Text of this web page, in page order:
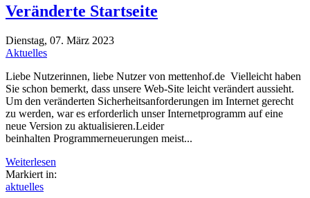
Veränderte Startseite
Dienstag, 07. März 2023
Aktuelles
Liebe Nutzerinnen, liebe Nutzer von mettenhof.de Vielleicht haben
Sie schon bemerkt, dass unsere Web-Site leicht verändert aussieht.
Um den veränderten Sicherheitsanforderungen im Internet gerecht
zu werden, war es erforderlich unser Internetprogramm auf eine
neue Version zu aktualisieren.Leider
beinhalten Programmerneuerungen meist...
Weiterlesen
Markiert in:
aktuelles